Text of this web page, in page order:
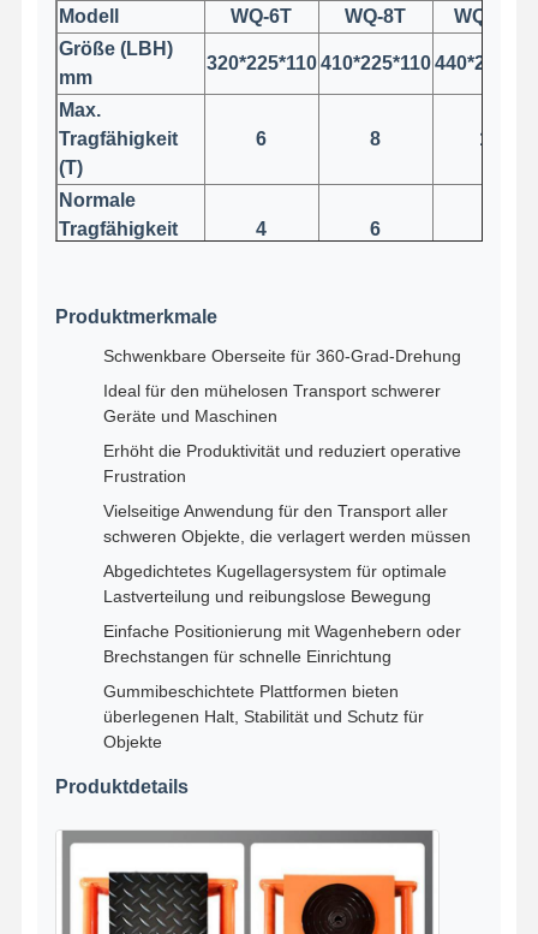
Startseite Produkte
Nachrichten
Alle Fälle
Plaudern Sie
Kranräder
Kran-Flaschenzug
Modell WQ-6T WQ-8T
WQ-12T
Größe (LBH)
mm
320*225*110410*225*110
Max.
Tragfähigkeit
(T)
6 8 12
Normale
Tragfähigkeit
4 6
Räder (Stk.)
Produktgewicht
13,5 19
Radgröße (mm) 80*70
Radmaterial (m)
PU-Rad PU-Rad PU-Rad
Produktmerkmale
Schwenkbare Oberseite für 360-Grad-Drehung
Ideal für den mühelosen Transport schwerer
Geräte und Maschinen
Erhöht die Produktivität und reduziert operative
Frustration
Vielseitige Anwendung für den Transport aller
schweren Objekte, die verlagert werden müssen
Abgedichtetes Kugellagersystem für optimale
Lastverteilung und reibungslose Bewegung
Einfache Positionierung mit Wagenhebern oder
Brechstangen für schnelle Einrichtung
Gummibeschichtete Plattformen bieten
überlegenen Halt, Stabilität und Schutz für
Objekte
Produktdetails